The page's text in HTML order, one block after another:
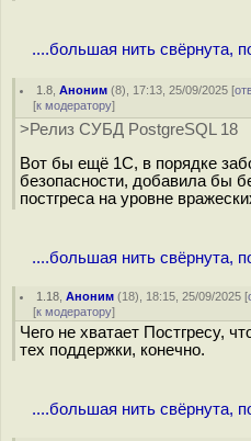
....большая нить свёрнута,
1.8 ,Аноним (8), 17:13, 25/09/2025 [
[к модератору]
>Релиз СУБД PostgreSQL 18
Вот бы ещё 1С, в порядке
безопасности, добавила бы
постгреса на уровне
....большая нить свёрнута,
1.18 ,Аноним (18), 18:15, 25/09/2025 [
[к модератору]
Чего не хватает Постгресу,
тех поддержки, конечно.
....большая нить свёрнута,